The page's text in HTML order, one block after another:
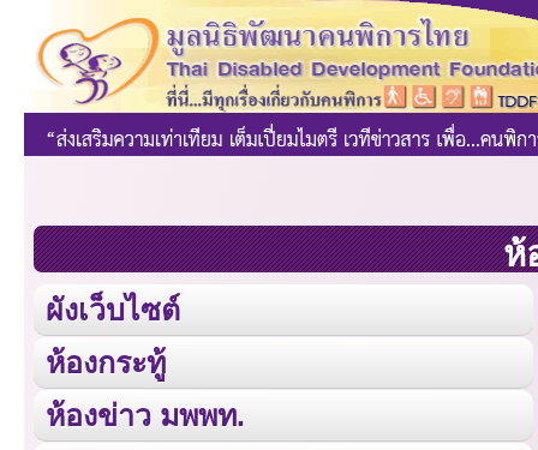
ห้
ผังเว็บไซต์
ห้องกระทู้
ห้องข่าว มพพท.